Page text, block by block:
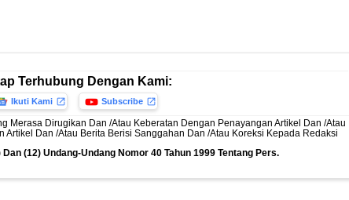
Terhubung Dengan Kami:
Ikuti Kami Subscribe
Merasa Dirugikan Dan /Atau Keberatan Dengan Penayangan Artikel Dan /Atau
Artikel Dan /Atau Berita Berisi Sanggahan Dan /Atau Koreksi Kepada Redaksi
(12) Undang-Undang Nomor 40 Tahun 1999 Tentang Pers.